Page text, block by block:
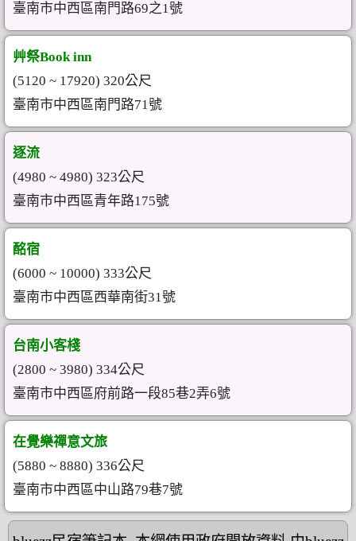
臺南市中西區南門路69之1號
艸祭Book inn
(5120 ~ 17920) 320公尺
臺南市中西區南門路71號
逐流
(4980 ~ 4980) 323公尺
臺南市中西區青年路175號
酩宿
(6000 ~ 10000) 333公尺
臺南市中西區西華南街31號
台南小客棧
(2800 ~ 3980) 334公尺
臺南市中西區府前路一段85巷2弄6號
在覺樂禪意文旅
(5880 ~ 8880) 336公尺
臺南市中西區中山路79巷7號